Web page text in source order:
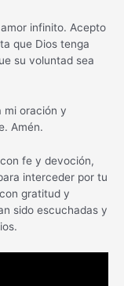
infinito. Acepto
que Dios tenga
su voluntad sea
mi oración y
Amén.
fe y devoción,
interceder por tu
gratitud y
sido escuchadas y